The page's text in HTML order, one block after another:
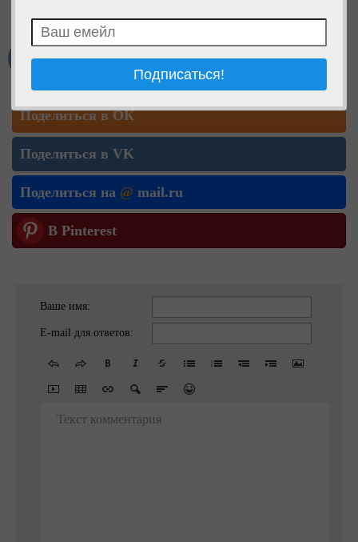
Мне нравится
Поделиться в ОК
Поделиться в VK
Поделиться на @ mail.ru
В Pinterest
Ваше имя:
E-mail для ответов:
Текст комментария